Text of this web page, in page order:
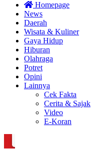
Homepage
News
Daerah
Wisata & Kuliner
Gaya Hidup
Hiburan
Olahraga
Potret
Opini
Lainnya
Cek Fakta
Cerita & Sajak
Video
E-Koran